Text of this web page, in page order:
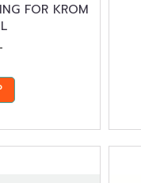
FOR KROM